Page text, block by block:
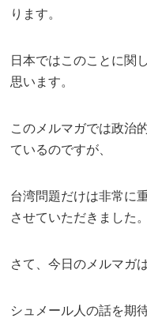
ります。
日本ではこのことに関
思います。
このメルマガでは政治
ているのですが、
台湾問題だけは非常に
させていただきました。
さて、今日のメルマガは
シュメール人の話を期